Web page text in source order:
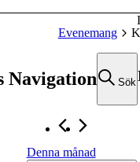
Evenemang
Navigation Sök
Denna månad